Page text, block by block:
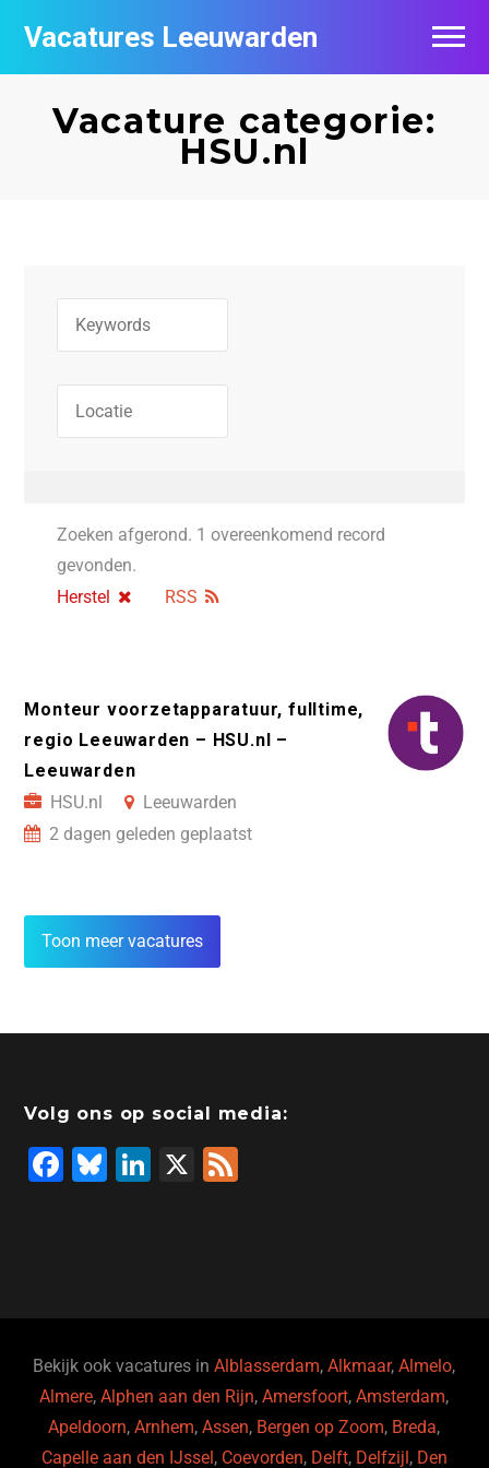
Vacatures Leeuwarden
Vacature categorie:
HSU.nl
Zoeken afgerond. 1 overeenkomend record
gevonden.
Herstel
RSS
Monteur voorzetapparatuur, fulltime,
regio Leeuwarden – HSU.nl –
Leeuwarden
HSU.nl
Leeuwarden
2 dagen geleden geplaatst
Toon meer vacatures
Volg ons op social media:
F
o
k
Bl
Li
X
Bekijk ook vacatures inAlblasserdam,Alkmaar,Almelo,
Almere,Alphen aan den Rijn,Amersfoort,Amsterdam,
Apeldoorn,Arnhem,Assen, Bergen op Zoom, Breda,
Capelle aan den IJssel , Coevorden, Delft, Delfzijl , Den
Vacatures per bedrijf
De populairste vacatures in Leeuwarden